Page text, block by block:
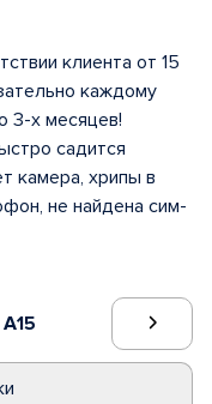
клиента от 15
каждому
3-х месяцев!
садится
камера, хрипы в
не найдена сим-